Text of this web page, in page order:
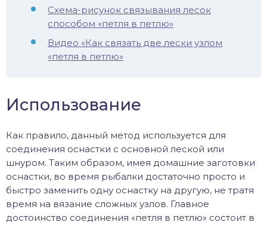
Схема-рисунок связывания лесок
способом «петля в петлю»
Видео «Как связать две лески узлом
«петля в петлю»
Использование
Как правило, данный метод используется для
соединения оснастки с основной леской или
шнуром. Таким образом, имея домашние заготовки
оснастки, во время рыбалки достаточно просто и
быстро заменить одну оснастку на другую, не тратя
время на вязание сложных узлов. Главное
достоинство соединения «петля в петлю» состоит в